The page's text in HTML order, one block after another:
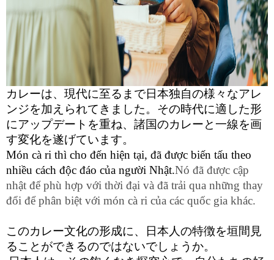
カレーは、現代に至るまで日本独自の様々なアレ
ンジを加えられてきました。その時代に適した形
にアップデートを重ね、諸国のカレーと一線を画
す変化を遂げています。
Món cà ri thì cho đến hiện tại, đã được biến tấu theo
nhiều cách độc đáo của người Nhật.Nó đã được cập
nhật để phù hợp với thời đại và đã trải qua những thay
đổi để phân biệt với món cà ri của các quốc gia khác.
このカレー文化の形成に、日本人の特徴を垣間見
ることができるのではないでしょうか。